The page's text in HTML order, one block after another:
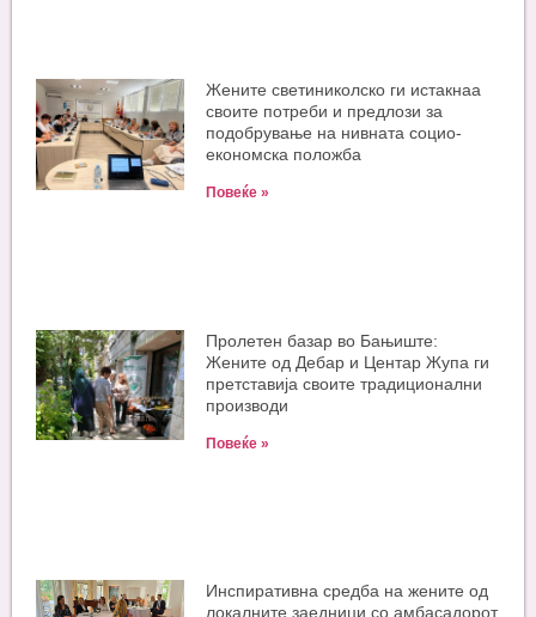
Жените светиниколско ги истакнаа
своите потреби и предлози за
подобрување на нивната социо-
економска положба
Повеќе »
Пролетен базар во Бањиште:
Жените од Дебар и Центар Жупа ги
претставија своите традиционални
производи
Повеќе »
Инспиративна средба на жените од
локалните заедници со амбасадорот